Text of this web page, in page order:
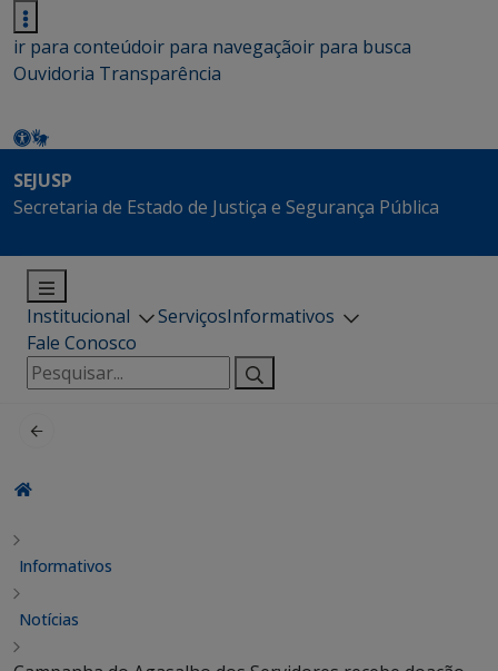
ir para conteúdoir para navegaçãoir para busca
Ouvidoria Transparência
SEJUSP
Secretaria de Estado de Justiça e Segurança Pública
Institucional ServiçosInformativos
Fale Conosco
Pesquisar
por:
Informativos
Notícias